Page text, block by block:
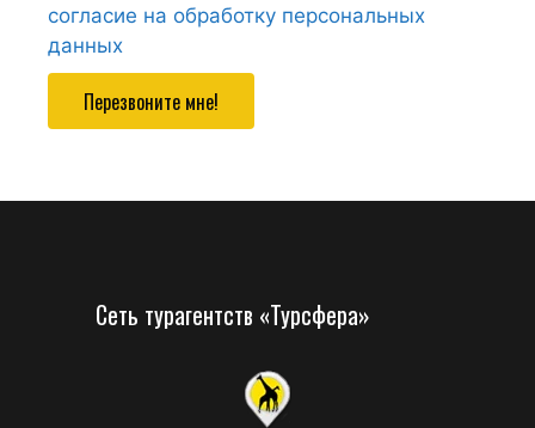
согласие на обработку персональных
данных
Перезвоните мне!
Сеть турагентств «Турсфера»